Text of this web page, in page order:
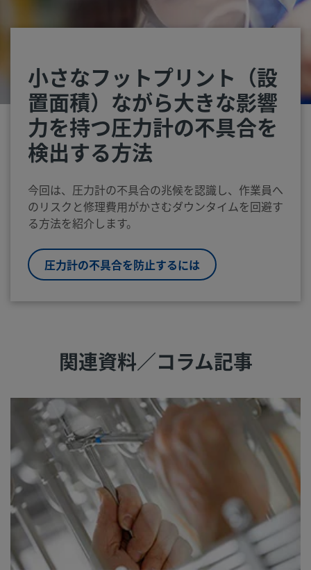
小さなフットプリント（設
置面積）ながら大きな影響
力を持つ圧力計の不具合を
検出する方法
今回は、圧力計の不具合の兆候を認識し、作業員へ
のリスクと修理費用がかさむダウンタイムを回避す
る方法を紹介します。
圧力計の不具合を防止するには
関連資料／コラム記事